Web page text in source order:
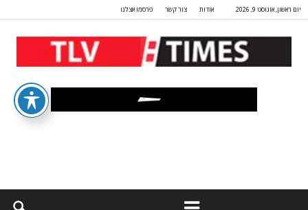
יום ראשון, אוגוסט 9, 2026 אודות צור קשר פרסמו אצלנו